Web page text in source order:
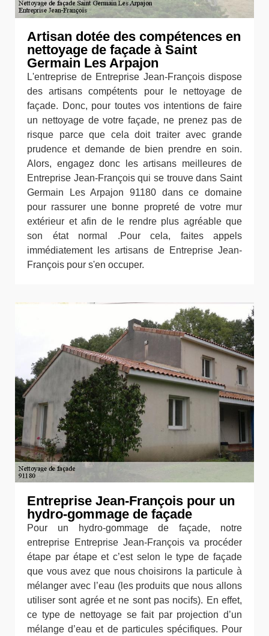
Artisan dotée des compétences en
nettoyage de façade à Saint
Germain Les Arpajon
L'entreprise de Entreprise Jean-François dispose
des artisans compétents pour le nettoyage de
façade. Donc, pour toutes vos intentions de faire
un nettoyage de votre façade, ne prenez pas de
risque parce que cela doit traiter avec grande
prudence et demande de bien prendre en soin.
Alors, engagez donc les artisans meilleures de
Entreprise Jean-François qui se trouve dans Saint
Germain Les Arpajon 91180 dans ce domaine
pour rassurer une bonne propreté de votre mur
extérieur et afin de le rendre plus agréable que
son état normal .Pour cela, faites appels
immédiatement les artisans de Entreprise Jean-
François pour s'en occuper.
Entreprise Jean-François pour un
hydro-gommage de façade
Pour un hydro-gommage de façade, notre
entreprise Entreprise Jean-François va procéder
étape par étape et c’est selon le type de façade
que vous avez que nous choisirons la particule à
mélanger avec l’eau (les produits que nous allons
utiliser sont agrée et ne sont pas nocifs). En effet,
ce type de nettoyage se fait par projection d’un
mélange d’eau et de particules spécifiques. Pour